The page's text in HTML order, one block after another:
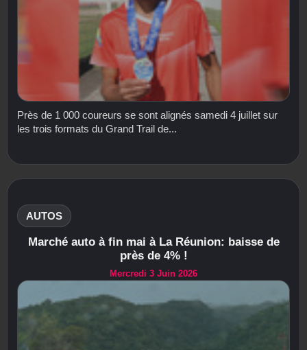
Près de 1 000 coureurs se sont alignés samedi 4 juillet sur
les trois formats du Grand Trail de...
AUTOS
Marché auto à fin mai à La Réunion: baisse de
près de 4% !
Mercredi 3 Juin 2026